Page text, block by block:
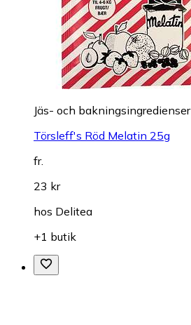
Jäs- och bakningsingredienser
Törsleff's Röd Melatin 25g
fr.
23 kr
hos Delitea
+1 butik